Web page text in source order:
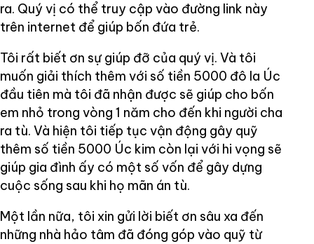
ra. Quý vị có thể truy cập vào đường link này
trên internet để giúp bốn đứa trẻ.
Tôi rất biết ơn sự giúp đỡ của quý vị. Và tôi
muốn giải thích thêm với số tiền 5000 đô la Úc
đầu tiên mà tôi đã nhận được sẽ giúp cho bốn
em nhỏ trong vòng 1 năm cho đến khi người cha
ra tù. Và hiện tôi tiếp tục vận động gây quỹ
thêm số tiền 5000 Úc kim còn lại với hi vọng sẽ
giúp gia đình ấy có một số vốn để gây dựng
cuộc sống sau khi họ mãn án tù.
Một lần nữa, tôi xin gửi lời biết ơn sâu xa đến
những nhà hảo tâm đã đóng góp vào quỹ từ